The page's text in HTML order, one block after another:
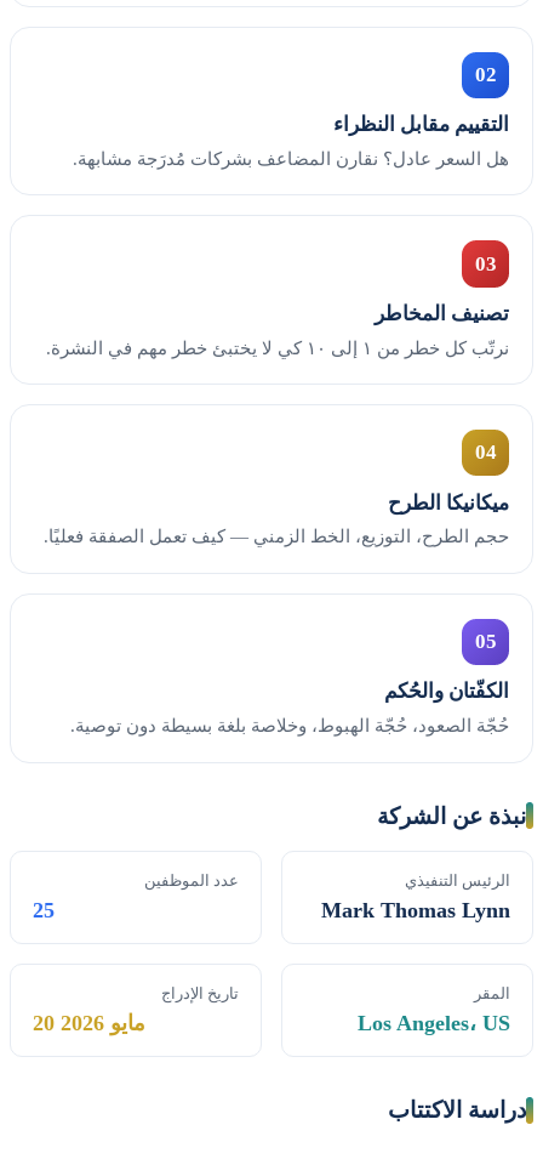
02
التقييم مقابل النظراء
هل السعر عادل؟ نقارن المضاعف بشركات مُدرَجة مشابهة.
03
تصنيف المخاطر
نرتّب كل خطر من ١ إلى ١٠ كي لا يختبئ خطر مهم في النشرة.
04
ميكانيكا الطرح
حجم الطرح، التوزيع، الخط الزمني — كيف تعمل الصفقة فعليًا.
05
الكفّتان والحُكم
حُجّة الصعود، حُجّة الهبوط، وخلاصة بلغة بسيطة دون توصية.
نبذة عن الشركة
الرئيس التنفيذي
Mark Thomas Lynn
عدد الموظفين
25
المقر
Los Angeles، US
تاريخ الإدراج
20 مايو 2026
دراسة الاكتتاب